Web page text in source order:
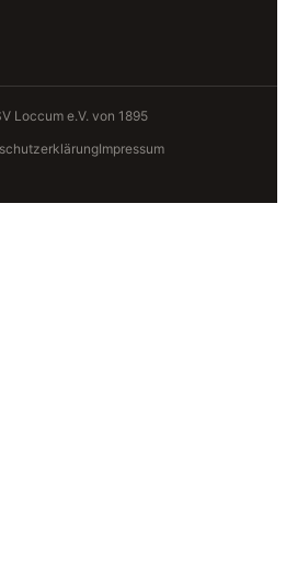
Loccum e.V. von 1895
Impressum